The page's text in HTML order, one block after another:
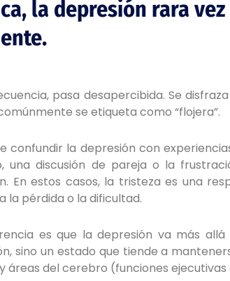
la depresión rara
pasa desapercibida. Se
se etiqueta como “flojera”.
confundir la depresión con
una discusión de pareja o la
En estos casos, la tristeza es una
la pérdida o la dificultad.
es que la depresión va más
sino un estado que tiende a
áreas del cerebro (funciones